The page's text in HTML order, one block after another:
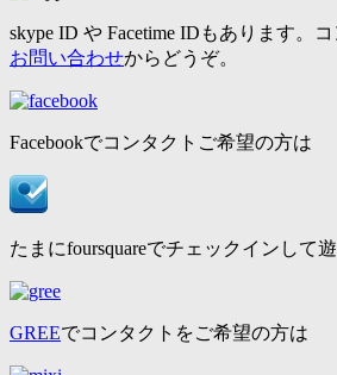
skype ID や Facetime IDもあります。
お問い合わせからどうぞ。
Facebookでコンタクトご希望の方は
たまにfoursquareでチェックインして
GREEでコンタクトをご希望の方は